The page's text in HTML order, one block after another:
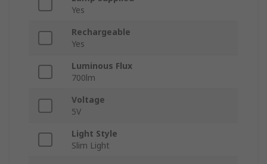
Yes
Rechargeable
Yes
Luminous Flux
700lm
Voltage
5V
Light Style
Slim Light